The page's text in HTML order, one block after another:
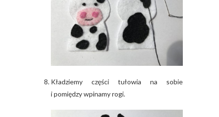
Kładziemy części tułowia na sobie
i pomiędzy wpinamy rogi.